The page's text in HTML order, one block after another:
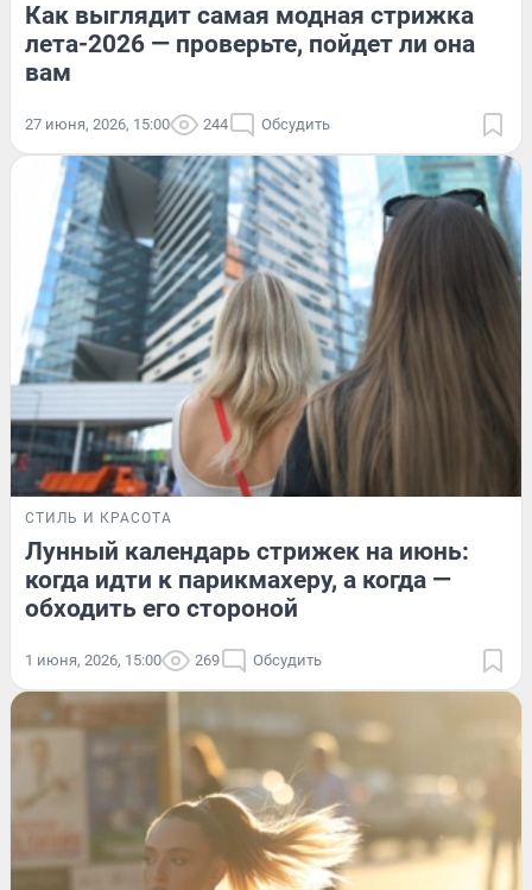
Как выглядит самая модная стрижка
лета-2026 — проверьте, пойдет ли она
вам
27 июня, 2026, 15:00 244 Обсудить
СТИЛЬ И КРАСОТА
Лунный календарь стрижек на июнь:
когда идти к парикмахеру, а когда —
обходить его стороной
1 июня, 2026, 15:00 269 Обсудить